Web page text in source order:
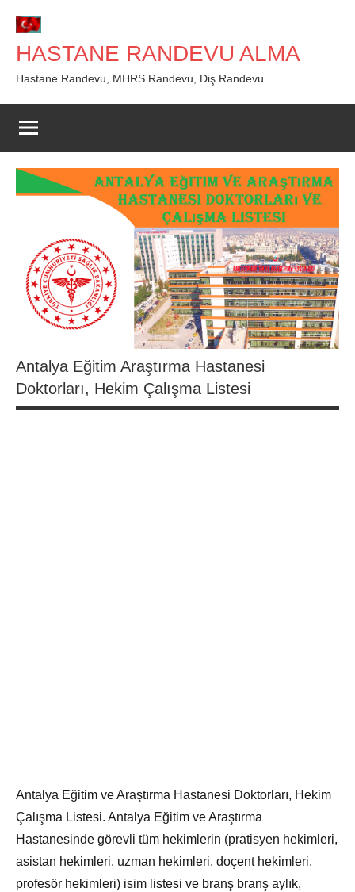
geç
HASTANE RANDEVU ALMA
Hastane Randevu, MHRS Randevu, Diş Randevu
Antalya Eğitim Araştırma Hastanesi
Doktorları, Hekim Çalışma Listesi
Antalya Eğitim ve Araştırma Hastanesi Doktorları, Hekim
Çalışma Listesi. Antalya Eğitim ve Araştırma
Hastanesinde görevli tüm hekimlerin (pratisyen hekimleri,
asistan hekimleri, uzman hekimleri, doçent hekimleri,
profesör hekimleri) isim listesi ve branş branş aylık,